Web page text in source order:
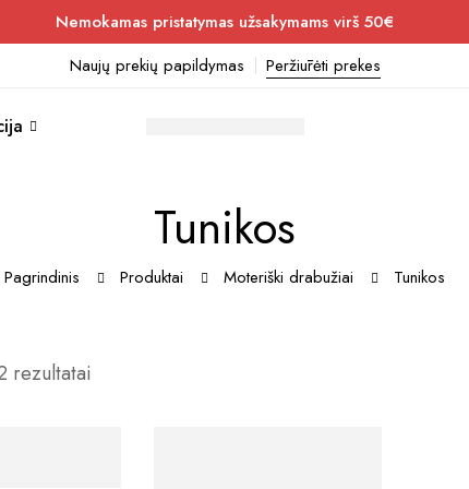
Nemokamas pristatymas užsakymams virš 50€
Naujų prekių papildymas Peržiūrėti prekes
Tunikos
Pagrindinis Produktai Moteriški drabužiai Tunikos
rezultatai